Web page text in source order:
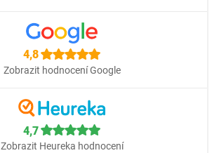
4,8
Zobrazit hodnocení Google
4,7
Zobrazit Heureka hodnocení